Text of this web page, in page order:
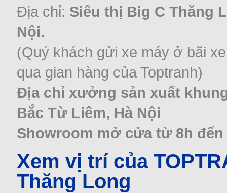
Địa chỉ: Siêu thị Big C Thăng
Nội.
(Quý khách gửi xe máy ở bãi
qua gian hàng của Toptranh)
Địa chỉ xưởng sản xuất
Bắc Từ Liêm, Hà Nội
Showroom mở cửa từ 8h
Xem vị trí của
Thăng Long